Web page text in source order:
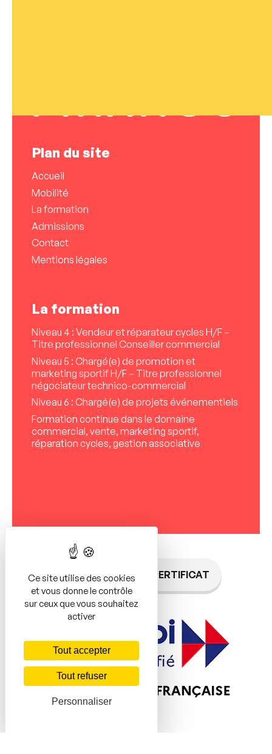
Ce site utilise des cookies
et vous donne le contrôle
sur ceux que vous souhaitez
activer
Tout accepter
Tout refuser
Personnaliser
Plan du site
Accueil
Mobilité
La formation
Admissions
Contact
Mentions légales
La formation
Niveau 4 : Vendeur et réparateur cycles H/F –
Titre professionnel Conseiller commercial
Niveau 5 : Chargé(e) de promotion et
marketing sportif H/F – Titre professionnel
négociateur technico-commercial
Niveau 6 : Chargé(e) de projets événementiels
Formation continue dans le domaine
commercial, vente, marketing sportif,
réparation cycles, gestion associative
TÉLÉCHARGER LE CERTIFICAT